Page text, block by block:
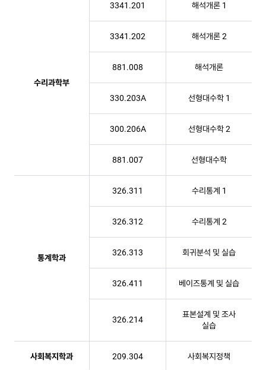
수리과학부
3341.201 해석개론 1
3341.202 해석개론 2
881.008 해석개론
330.203A 선형대수학 1
300.206A 선형대수학 2
881.007 선형대수학
통계학과
326.311 수리통계 1
326.312 수리통계 2
326.313 회귀분석 및 실습
326.411 베이즈통계 및 실습
326.214
표본설계 및 조사
실습
사회복지학과 209.304 사회복지정책